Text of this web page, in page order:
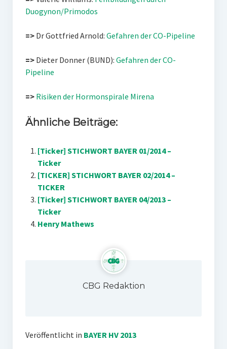
Duogynon/Primodos
=>Dr Gottfried Arnold: Gefahren der CO-Pipeline
=>Dieter Donner (BUND): Gefahren der CO-
Pipeline
=> Risiken der Hormonspirale Mirena
Ähnliche Beiträge:
[Ticker] STICHWORT BAYER 01/2014 –
Ticker
[TICKER] STICHWORT BAYER 02/2014 –
TICKER
[Ticker] STICHWORT BAYER 04/2013 –
Ticker
Henry Mathews
CBG Redaktion
Veröffentlicht in BAYER HV 2013